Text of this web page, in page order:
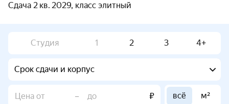
Сдача 2 кв. 2029, класс элитный
Студия 1 2 3 4+
Срок сдачи и корпус
– ₽ всё м²